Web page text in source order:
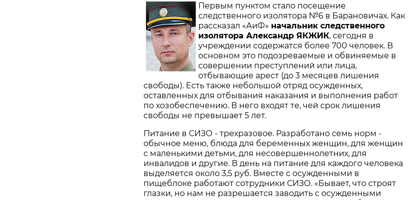
Первым пунктом стало посещение
следственного изолятора №6 в Барановичах. Как
рассказал «АиФ» начальник следственного
изолятора Александр ЯКЖИК, сегодня в
учреждении содержатся более 700 человек. В
основном это подозреваемые и обвиняемые в
совершении преступлений или лица,
отбывающие арест (до 3 месяцев лишения
свободы). Есть также небольшой отряд осужденных,
оставленных для отбывания наказания и выполнения работ
по хозобеспечению. В него входят те, чей срок лишения
свободы не превышает 5 лет.
Питание в СИЗО - трехразовое. Разработано семь норм -
обычное меню, блюда для беременных женщин, для женщин
с маленькими детьми, для несовершеннолетних, для
инвалидов и другие. В день на питание для каждого человека
выделяется около 3,5 руб. Вместе с осужденными в
пищеблоке работают сотрудники СИЗО. «Бывает, что строят
глазки, но нам не разрешается заводить с осужденными